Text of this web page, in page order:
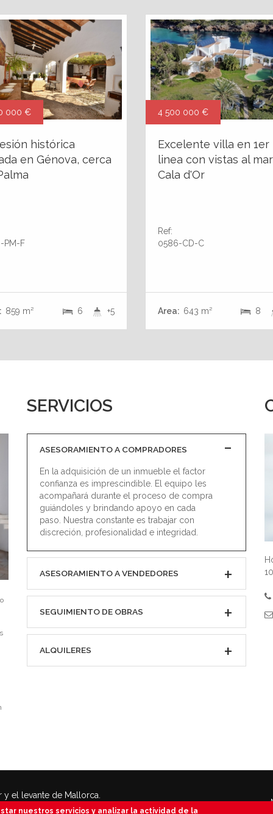
000 €
histórica
en Génova, cerca
PM-F
859 m² +5
6
4 500 000 €
Excelente villa en 1er
linea con vistas al
Cala d'Or
Ref:
0586-CD-C
Area: 643 m² 8
SERVICIOS
ASESORAMIENTO A COMPRADORES
En la adquisición de un inmueble el factor
confianza es imprescindible. El equipo les
acompañará durante el proceso de compra
guiándoles y brindando apoyo en cada
paso. Nuestra constante es trabajar con
discreción, profesionalidad e integridad.
ASESORAMIENTO A VENDEDORES
SEGUIMIENTO DE OBRAS
ALQUILERES
y el levante de Mallorca.
terrenos rústicos.
nuestros servicios y analizar la actividad de la